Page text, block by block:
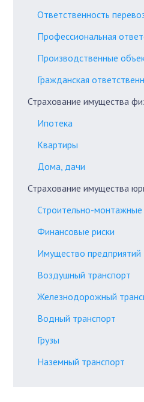
Ответственность
Профессиональная
Производственные
Гражданская
Страхование имущества
Ипотека
Квартиры
Дома, дачи
Страхование имущества
Строительно-
Финансовые риски
Имущество предприятий
Воздушный транспорт
Железнодорожный
Водный транспорт
Грузы
Наземный транспорт